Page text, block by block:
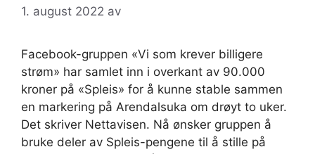
1. august 2022 av
Facebook-gruppen «Vi som krever billigere
strøm» har samlet inn i overkant av 90.000
kroner på «Spleis» for å kunne stable sammen
en markering på Arendalsuka om drøyt to uker.
Det skriver Nettavisen. Nå ønsker gruppen å
bruke deler av Spleis-pengene til å stille på